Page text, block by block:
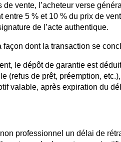
de vente, l’acheteur verse
5 % et 10 % du prix de
de l’acte authentique.
dont la transaction se
le dépôt de garantie est
(refus de prêt, préemption,
valable, après expiration du
professionnel un délai de